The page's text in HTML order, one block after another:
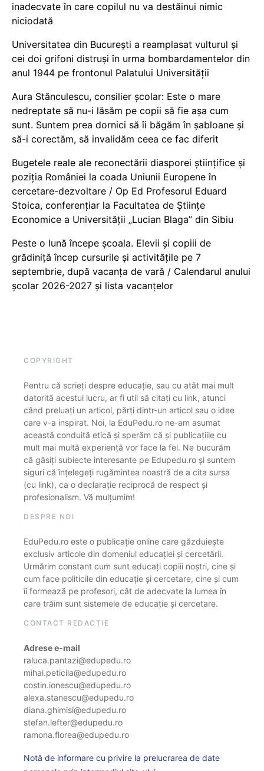
inadecvate în care copilul nu va destăinui nimic
niciodată
Universitatea din București a reamplasat vulturul și
cei doi grifoni distruși în urma bombardamentelor din
anul 1944 pe frontonul Palatului Universității
Aura Stănculescu, consilier școlar: Este o mare
nedreptate să nu-i lăsăm pe copii să fie așa cum
sunt. Suntem prea dornici să îi băgăm în șabloane și
să-i corectăm, să invalidăm ceea ce fac diferit
Bugetele reale ale reconectării diasporei științifice și
poziția României la coada Uniunii Europene în
cercetare-dezvoltare / Op Ed Profesorul Eduard
Stoica, conferențiar la Facultatea de Științe
Economice a Universității „Lucian Blaga” din Sibiu
Peste o lună începe școala. Elevii și copiii de
grădiniță încep cursurile și activitățile pe 7
septembrie, după vacanța de vară / Calendarul anului
școlar 2026-2027 și lista vacanțelor
COPYRIGHT
Pentru că scrieți despre educație, sau cu atât mai mult
datorită acestui lucru, ar fi util să citați cu link, atunci
când preluați un articol, părți dintr-un articol sau o idee
care v-a inspirat. Noi, la EduPedu.ro ne-am asumat
această conduită etică și sperăm că și publicațiile cu
mult mai multă experiență vor face la fel. Ne bucurăm
că găsiți subiecte interesante pe Edupedu.ro și suntem
siguri că înțelegeți rugămintea noastră de a cita sursa
(cu link), ca o declarație reciprocă de respect și
profesionalism. Vă mulțumim!
DESPRE NOI
EduPedu.ro este o publicație online care găzduiește
exclusiv articole din domeniul educației și cercetării.
Urmărim constant cum sunt educați copiii noștri, cine și
cum face politicile din educație și cercetare, cine și cum
îi formează pe profesori, cât de adecvate la lumea în
care trăim sunt sistemele de educație și cercetare.
CONTACT REDACȚIE
Adrese e-mail
raluca.pantazi@edupedu.ro
mihai.peticila@edupedu.ro
costin.ionescu@edupedu.ro
alexa.stanescu@edupedu.ro
diana.ghimisi@edupedu.ro
stefan.lefter@edupedu.ro
ramona.florea@edupedu.ro
Notă de informare cu privire la prelucrarea de date